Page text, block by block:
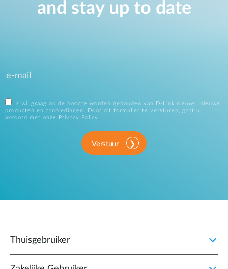
and stay up to date
Ik wil graag op de hoogte worden gehouden van D-Link nieuws, nieuwe
producten en aanbiedingen. Door dit formulier te versturen, gaat u
akkoord met onze
Privacy Policy .
Verstuur
Thuisgebruiker